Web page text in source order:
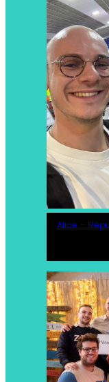
Alice –